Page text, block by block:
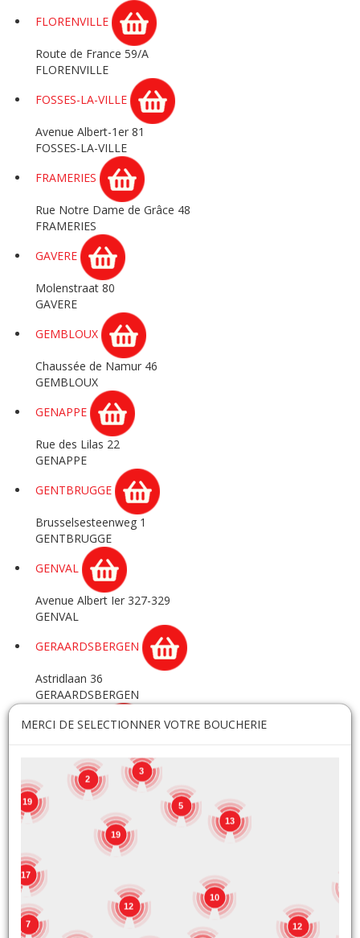
FLORENVILLE
Route de France 59/A
FLORENVILLE
FOSSES-LA-VILLE
Avenue Albert-1er 81
FOSSES-LA-VILLE
FRAMERIES
Rue Notre Dame de Grâce 48
FRAMERIES
GAVERE
Molenstraat 80
GAVERE
GEMBLOUX
Chaussée de Namur 46
GEMBLOUX
GENAPPE
Rue des Lilas 22
GENAPPE
GENTBRUGGE
Brusselsesteenweg 1
GENTBRUGGE
GENVAL
Avenue Albert Ier 327-329
GENVAL
GERAARDSBERGEN
Astridlaan 36
GERAARDSBERGEN
GERPINNES
Rue de Bertransart 72
GERPINNES
GHLIN
Chemin des Baudarts 14
GOSSELIES
Rue des Emailleries 8A
GOSSELIES
MERCI DE SELECTIONNER VOTRE BOUCHERIE
19
19
13
12
7
17
3
12
10
5
2